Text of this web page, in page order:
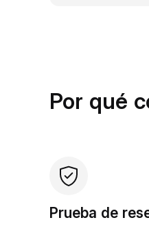
Por qué
Prueba de